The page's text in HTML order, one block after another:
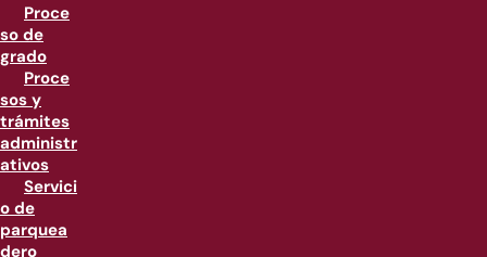
Proce
so de
grado
Proce
sos y
trámites
administr
ativos
Servici
o de
parquea
dero